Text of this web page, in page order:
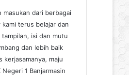
masukan dari berbagai
terus belajar dan
isi dan mutu
dan lebih baik
kerjasamanya, maju
1 Banjarmasin